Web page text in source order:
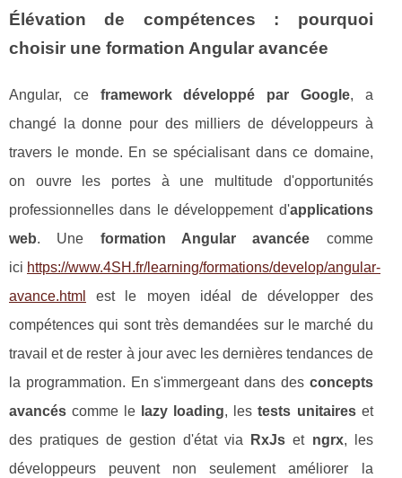
Élévation de compétences : pourquoi
choisir une formation Angular avancée
Angular, ce framework développé par Google, a
changé la donne pour des milliers de développeurs à
travers le monde. En se spécialisant dans ce domaine,
on ouvre les portes à une multitude d'opportunités
professionnelles dans le développement d'applications
web. Une formation Angular avancée comme
ici https://www.4SH.fr/learning/formations/develop/angular-
avance.html
est le moyen idéal de développer des
compétences qui sont très demandées sur le marché du
travail et de rester à jour avec les dernières tendances de
la programmation. En s'immergeant dans des concepts
avancés comme le lazy loading, lestests unitaireset
des pratiques de gestion d'état via
RxJs et ngrx, les
développeurs peuvent non seulement améliorer la